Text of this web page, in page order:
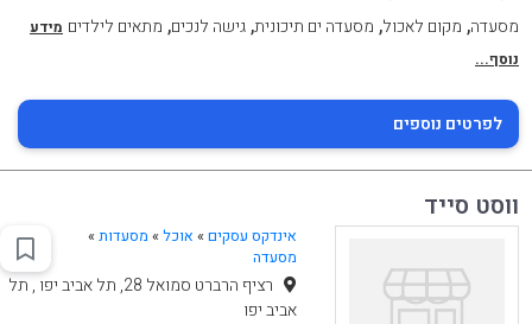
מסעדה, מקום לאכול, מסעדה ים תיכונית,גישה לנכים, מתאים לילדים מידע
נוסף...
לפרטים נוספים
ווסט סייד
אינדקס עסקים » אוכל» מסעדות»
מסעדה
רציף הרברט סמואל 28, תל אביב יפו , תל
אביב יפו